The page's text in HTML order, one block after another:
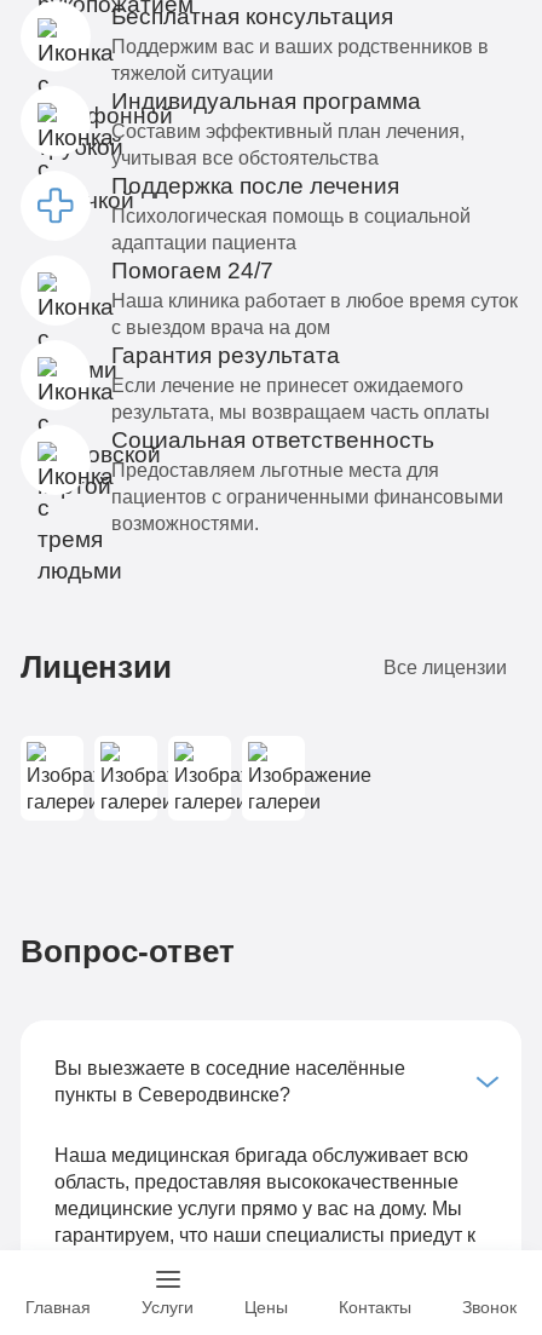
Бесплатная консультация
Поддержим вас и ваших родственников в
тяжелой ситуации
Индивидуальная программа
Составим эффективный план лечения,
учитывая все обстоятельства
Поддержка после лечения
Психологическая помощь в социальной
адаптации пациента
Помогаем 24/7
Наша клиника работает в любое время суток
с выездом врача на дом
Гарантия результата
Если лечение не принесет ожидаемого
результата, мы возвращаем часть оплаты
Социальная ответственность
Предоставляем льготные места для
пациентов с ограниченными финансовыми
возможностями.
Лицензии Все лицензии
Вопрос-ответ
Вы выезжаете в соседние населённые
пункты в Северодвинске?
Наша медицинская бригада обслуживает всю
область, предоставляя высококачественные
медицинские услуги прямо у вас на дому. Мы
гарантируем, что наши специалисты приедут к
необходимым для проведения обследования и
лечения.
Главная Услуги Цены Контакты Звонок